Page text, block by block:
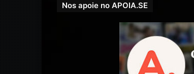
Nos apoie no APOIA.SE